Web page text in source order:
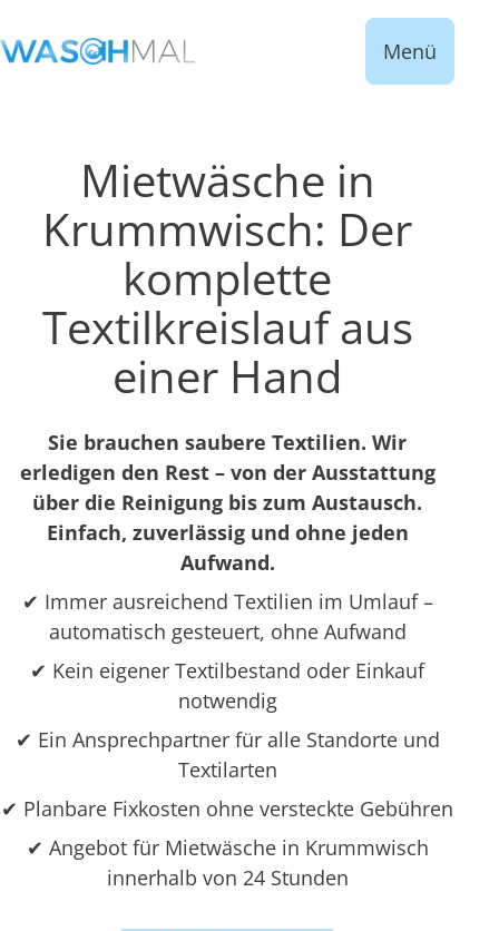
Menü
Mietwäsche in
Krummwisch: Der
komplette
Textilkreislauf aus
einer Hand
Sie brauchen saubere Textilien. Wir
erledigen den Rest – von der Ausstattung
über die Reinigung bis zum Austausch.
Einfach, zuverlässig und ohne jeden
Aufwand.
✔ Immer ausreichend Textilien im Umlauf –
automatisch gesteuert, ohne Aufwand
✔ Kein eigener Textilbestand oder Einkauf
notwendig
✔ Ein Ansprechpartner für alle Standorte und
Textilarten
✔ Planbare Fixkosten ohne versteckte Gebühren
✔ Angebot für Mietwäsche in Krummwisch
innerhalb von 24 Stunden